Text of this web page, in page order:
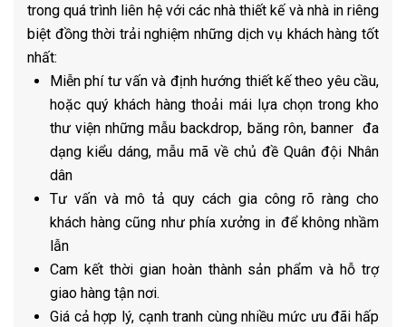
trong quá trình liên hệ với các nhà thiết kế và nhà in riêng
biệt đồng thời trải nghiệm những dịch vụ khách hàng tốt
nhất:
Miễn phí tư vấn và định hướng thiết kế theo yêu cầu,
hoặc quý khách hàng thoải mái lựa chọn trong kho
thư viện những mẫu backdrop, băng rôn, banner đa
dạng kiểu dáng, mẫu mã về chủ đề Quân đội Nhân
dân
Tư vấn và mô tả quy cách gia công rõ ràng cho
khách hàng cũng như phía xưởng in để không nhầm
lẫn
Cam kết thời gian hoàn thành sản phẩm và hỗ trợ
giao hàng tận nơi.
Giá cả hợp lý, cạnh tranh cùng nhiều mức ưu đãi hấp